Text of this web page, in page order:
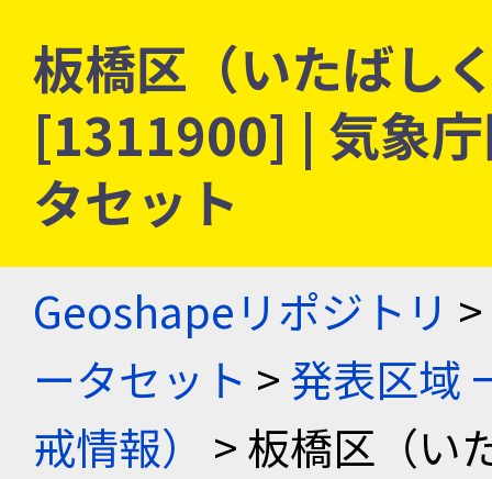
板橋区（いたばし
[1311900] | 気象
タセット
Geoshapeリポジトリ >
ータセット >発表区域
戒情報）
> 板橋区（い